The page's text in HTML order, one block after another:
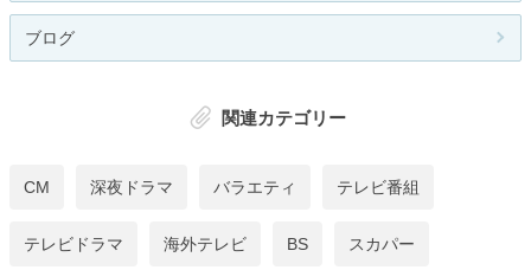
ブログ
関連カテゴリー
CM 深夜ドラマ バラエティ テレビ番組
テレビドラマ 海外テレビ BS スカパー